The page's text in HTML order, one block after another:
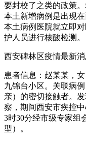
要封校了之类的政策
本土新增病例是出现
本土病例医院就立即
护人员进行核酸检测。
西安碑林区疫情最新消
患者信息：赵某某，
九锦台小区。关联病
亲）的密切接触者。
察，期间西安市疾控
3时30分经市级专家组
型）。